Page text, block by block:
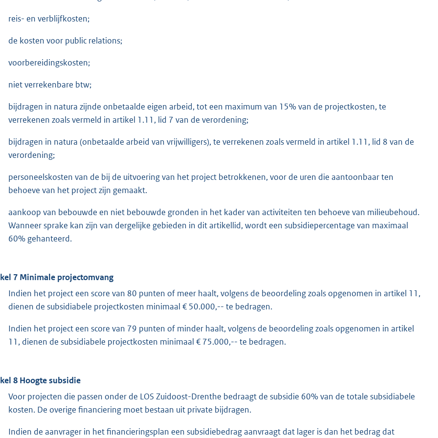
reis- en verblijfkosten;
de kosten voor public relations;
voorbereidingskosten;
niet verrekenbare btw;
bijdragen in natura zijnde onbetaalde eigen arbeid, tot een maximum van 15% van de projectkosten, te
verrekenen zoals vermeld in artikel 1.11, lid 7 van de verordening;
bijdragen in natura (onbetaalde arbeid van vrijwilligers), te verrekenen zoals vermeld in artikel 1.11, lid 8 van de
verordening;
personeelskosten van de bij de uitvoering van het project betrokkenen, voor de uren die aantoonbaar ten
behoeve van het project zijn gemaakt.
aankoop van bebouwde en niet bebouwde gronden in het kader van activiteiten ten behoeve van milieubehoud.
Wanneer sprake kan zijn van dergelijke gebieden in dit artikellid, wordt een subsidiepercentage van maximaal
60% gehanteerd.
7 Minimale projectomvang
Indien het project een score van 80 punten of meer haalt, volgens de beoordeling zoals opgenomen in artikel 11,
dienen de subsidiabele projectkosten minimaal € 50.000,-- te bedragen.
Indien het project een score van 79 punten of minder haalt, volgens de beoordeling zoals opgenomen in artikel
11, dienen de subsidiabele projectkosten minimaal € 75.000,-- te bedragen.
8 Hoogte subsidie
Voor projecten die passen onder de LOS Zuidoost-Drenthe bedraagt de subsidie 60% van de totale subsidiabele
kosten. De overige financiering moet bestaan uit private bijdragen.
Indien de aanvrager in het financieringsplan een subsidiebedrag aanvraagt dat lager is dan het bedrag dat